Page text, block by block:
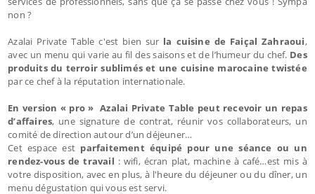
non ?
Azalai Private Table c'est bien sur la cuisine de Faiçal Zahraoui,
avec un menu qui varie au fil des saisons et de l’humeur du chef. Des
produits du terroir sublimés et une cuisine marocaine twistée
par ce chef à la réputation internationale.
En version « pro » Azalai Private Table peut recevoir un repas
d’affaires, une signature de contrat, réunir vos collaborateurs, un
comité de direction autour d’un déjeuner…
Cet espace est parfaitement équipé pour une séance ou un
rendez-vous de travail : wifi, écran plat, machine à café…est mis à
votre disposition, avec en plus, à l'heure du déjeuner ou du dîner, un
menu dégustation qui vous est servi.